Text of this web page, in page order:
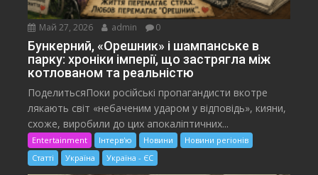
Май 27, 2026 admin 0
Бункерний, «Орешник» і шампанське в
парку: хроніки імперії, що застрягла між
котлованом та реальністю
ПоделитьсяПоки російські пропагандисти вкотре
лякають світ «небаченим ударом у відповідь», кияни,
схоже, виробили до цих апокаліптичних...
Entertainment Інтерв'ю Новини
Новини регіонів
Статті
Україна Україна - ЄС